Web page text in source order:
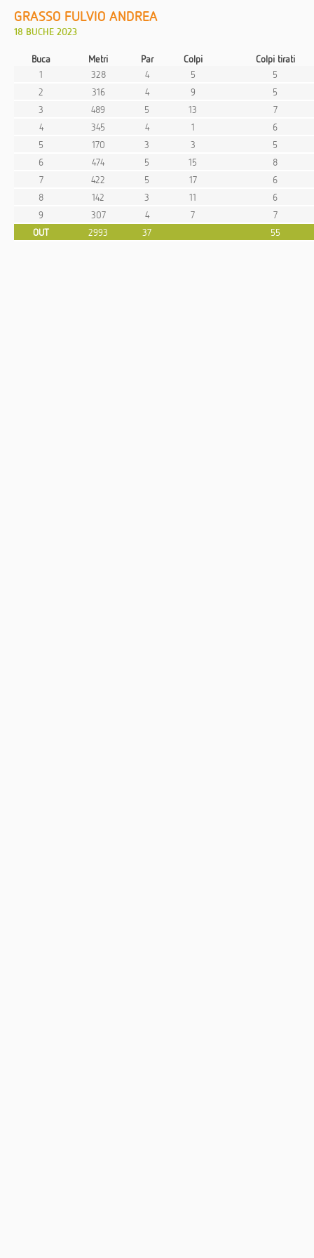
GRASSO FULVIO ANDREA
18 BUCHE 2023
Buca Metri Par Colpi
Colpi tirati
1
328 4 5
5
2
316 4 9
5
3
489 5 13
7
4
345 4 1
6
5
170 3 3
5
6
474 5 15
8
7
422 5 17
6
8
142 3 11
6
9
307 4 7
7
OUT
2993 37 55